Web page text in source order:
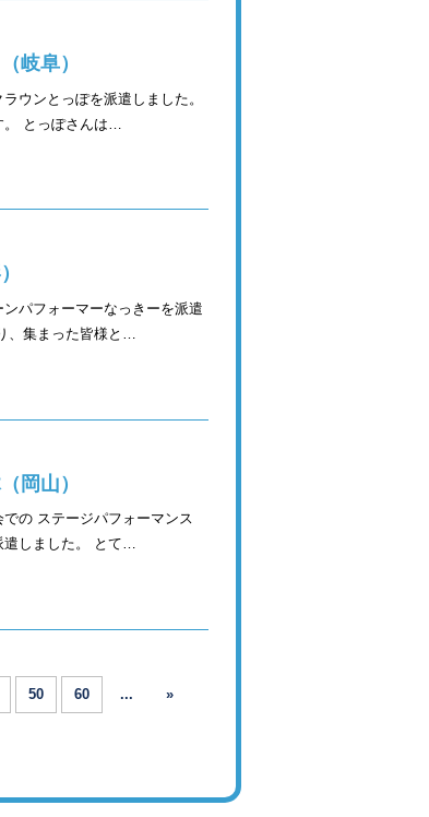
岐阜）
ウンとっぽを派遣しました。
とっぽさんは…
パフォーマーなっきーを派遣
、集まった皆様と…
岡山）
の ステージパフォーマンス
遣しました。 とて…
50 60 ... »